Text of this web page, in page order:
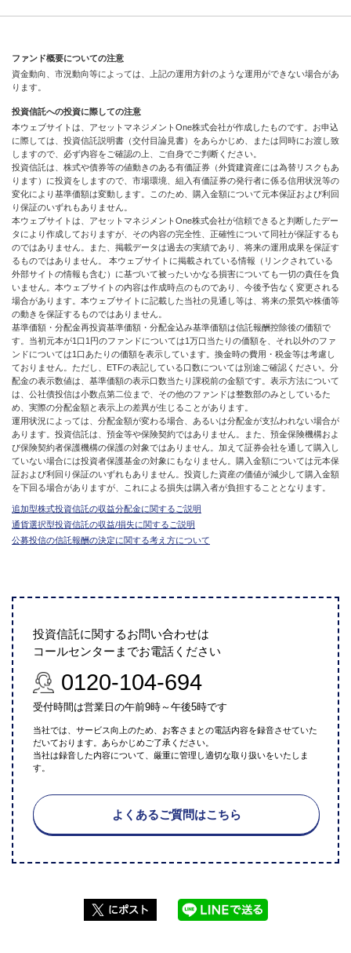
ファンド概要についての注意
資金動向、市況動向等によっては、上記の運用方針のような運用ができない場合があ
ります。
投資信託への投資に際しての注意
本ウェブサイトは、アセットマネジメントOne株式会社が作成したものです。お申込
に際しては、投資信託説明書（交付目論見書）をあらかじめ、または同時にお渡し致
しますので、必ず内容をご確認の上、ご自身でご判断ください。
投資信託は、株式や債券等の値動きのある有価証券（外貨建資産には為替リスクもあ
ります）に投資をしますので、市場環境、組入有価証券の発行者に係る信用状況等の
変化により基準価額は変動します。このため、購入金額について元本保証および利回
り保証のいずれもありません。
本ウェブサイトは、アセットマネジメントOne株式会社が信頼できると判断したデー
タにより作成しておりますが、その内容の完全性、正確性について同社が保証するも
のではありません。また、掲載データは過去の実績であり、将来の運用成果を保証す
るものではありません。 本ウェブサイトに掲載されている情報（リンクされている
外部サイトの情報も含む）に基づいて被ったいかなる損害についても一切の責任を負
いません。本ウェブサイトの内容は作成時点のものであり、今後予告なく変更される
場合があります。本ウェブサイトに記載した当社の見通し等は、将来の景気や株価等
の動きを保証するものではありません。
基準価額・分配金再投資基準価額・分配金込み基準価額は信託報酬控除後の価額で
す。当初元本が1口1円のファンドについては1万口当たりの価額を、それ以外のファ
ンドについては1口あたりの価額を表示しています。換金時の費用・税金等は考慮し
ておりません。ただし、ETFの表記している口数については別途ご確認ください。分
配金の表示数値は、基準価額の表示口数当たり課税前の金額です。表示方法について
は、公社債投信は小数点第二位まで、その他のファンドは整数部のみとしているた
め、実際の分配金額と表示上の差異が生じることがあります。
運用状況によっては、分配金額が変わる場合、あるいは分配金が支払われない場合が
あります。投資信託は、預金等や保険契約ではありません。また、預金保険機構およ
び保険契約者保護機構の保護の対象ではありません。加えて証券会社を通して購入し
ていない場合には投資者保護基金の対象にもなりません。購入金額については元本保
証および利回り保証のいずれもありません。投資した資産の価値が減少して購入金額
を下回る場合がありますが、これによる損失は購入者が負担することとなります。
追加型株式投資信託の収益分配金に関するご説明
通貨選択型投資信託の収益/損失に関するご説明
公募投信の信託報酬の決定に関する考え方について
投資信託に関するお問い合わせは
コールセンターまでお電話ください
0120-104-694
受付時間は営業日の午前9時～午後5時です
当社では、サービス向上のため、お客さまとの電話内容を録音させていた
だいております。あらかじめご了承ください。
当社は録音した内容について、厳重に管理し適切な取り扱いをいたしま
す。
よくあるご質問はこちら